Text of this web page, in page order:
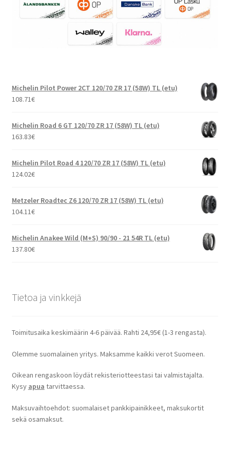
Michelin Pilot Power 2CT 120/70 ZR 17 (58W) TL (etu)
108.71€
Michelin Road 6 GT 120/70 ZR 17 (58W) TL (etu)
163.83€
Michelin Pilot Road 4 120/70 ZR 17 (58W) TL (etu)
124.02€
Metzeler Roadtec Z6 120/70 ZR 17 (58W) TL (etu)
104.11€
Michelin Anakee Wild (M+S) 90/90 - 21 54R TL (etu)
137.80€
Tietoa ja vinkkejä
Toimitusaika keskimäärin 4-6 päivää. Rahti 24,95€ (1-3 rengasta).
Olemme suomalainen yritys. Maksamme kaikki verot Suomeen.
Oikean rengaskoon löydät rekisteriotteestasi tai valmistajalta.
Kysy apua tarvittaessa.
Maksuvaihtoehdot: suomalaiset pankkipainikkeet, maksukortit
sekä osamaksut.